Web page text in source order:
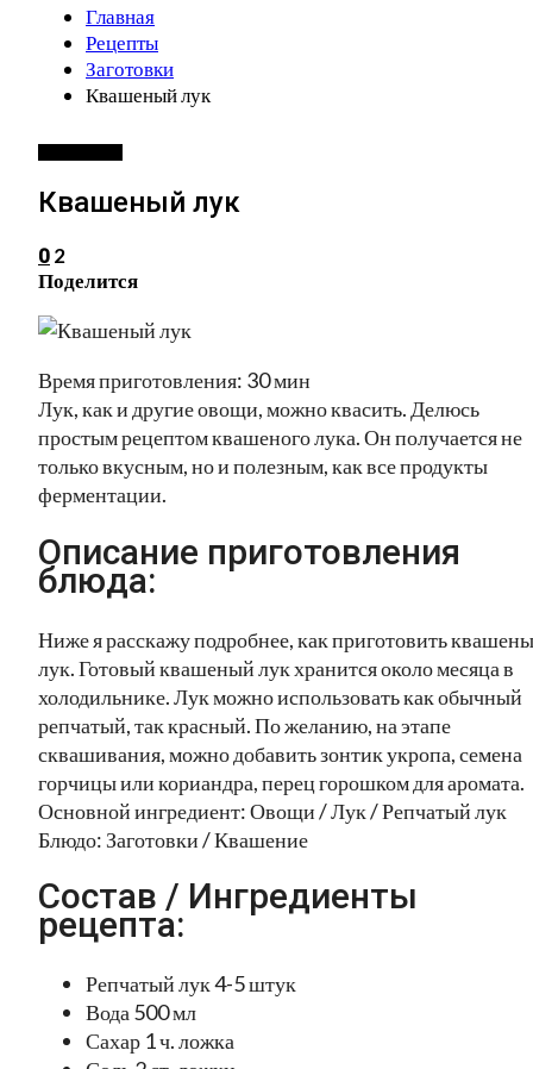
Главная
Рецепты
Заготовки
Квашеный лук
Квашеный лук
0 2
Поделится
Время приготовления: 30 мин
Лук, как и другие овощи, можно квасить. Делюсь
простым рецептом квашеного лука. Он получается не
только вкусным, но и полезным, как все продукты
ферментации.
Описание приготовления
блюда:
Ниже я расскажу подробнее, как приготовить
лук. Готовый квашеный лук хранится около месяца в
холодильнике. Лук можно использовать как обычный
репчатый, так красный. По желанию, на этапе
сквашивания, можно добавить зонтик укропа, семена
горчицы или кориандра, перец горошком для аромата.
Основной ингредиент: Овощи / Лук / Репчатый лук
Блюдо: Заготовки / Квашение
Состав / Ингредиенты
рецепта:
Репчатый лук 4-5 штук
Вода 500 мл
Сахар 1 ч. ложка